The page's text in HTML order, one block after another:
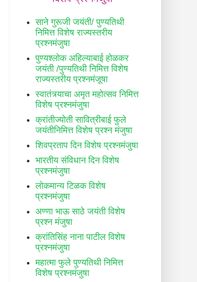
साने गुरूजी जयंती/ पुण्यतिथी
निमित्त विशेष राज्यस्तरीय
प्रश्नमंजुषा
पुण्यश्लोक अहिल्याबाई होळकर
जयंती /पुण्यतिथी निमित्त विशेष
राज्यस्तरीय प्रश्नमंजूषा
स्वातंत्र्याचा अमृत महोत्सव निमित्त
विशेष प्रश्नमंजुषा
क्रांतीज्योती सावित्रीबाई फुले
जयंतीनिमित्त विशेष प्रश्न मंजुषा
शिवप्रताप दिन विशेष प्रश्नमंजुषा
भारतीय संविधान दिन विशेष
प्रश्नमंजुषा
लोकमान्य टिळक विशेष
प्रश्नमंजुषा
अण्णा भाऊ साठे जयंती विशेष
प्रश्न मंजुषा
क्रांतिसिंह नाना पाटील विशेष
प्रश्नमंजुषा
महात्मा फुले पुण्यतिथी निमित्त
विशेष प्रश्नमंजुषा